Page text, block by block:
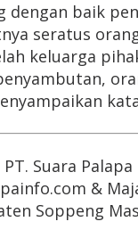
dengan baik
seratus
keluarga
Suara
&
Soppeng